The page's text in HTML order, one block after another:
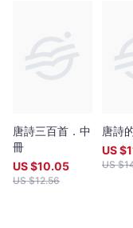
唐詩三百首．中
冊
US $10.05
US $12.56
唐詩
US $
US $